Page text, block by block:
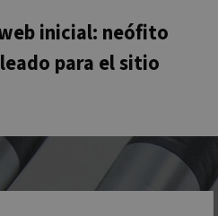
inicial: neófito
para el sitio